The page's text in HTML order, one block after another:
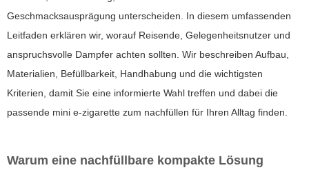
Geschmacksausprägung unterscheiden. In diesem umfassenden
Leitfaden erklären wir, worauf Reisende, Gelegenheitsnutzer und
anspruchsvolle Dampfer achten sollten. Wir beschreiben Aufbau,
Materialien, Befüllbarkeit, Handhabung und die wichtigsten
Kriterien, damit Sie eine informierte Wahl treffen und dabei die
passende mini e-zigarette zum nachfüllen für Ihren Alltag finden.
Warum eine nachfüllbare kompakte Lösung